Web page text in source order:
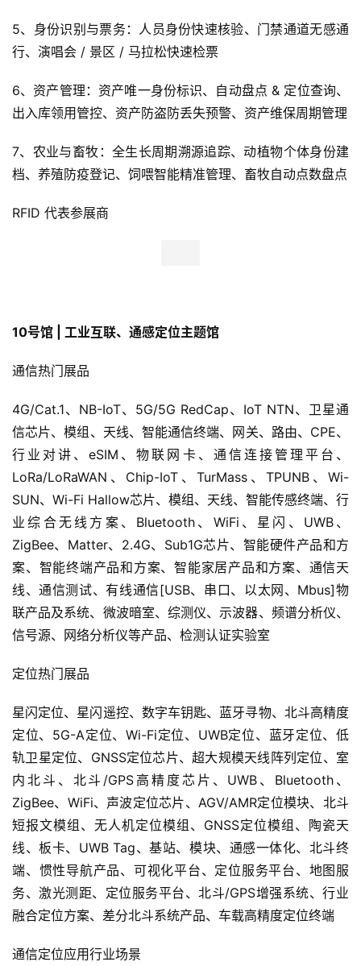
5、身份识别与票务：人员身份快速核验、门禁通道无感通
行、演唱会 / 景区 / 马拉松快速检票
6、资产管理：资产唯一身份标识、自动盘点 & 定位查询、
出入库领用管控、资产防盗防丢失预警、资产维保周期管理
7、农业与畜牧：全生长周期溯源追踪、动植物个体身份建
档、养殖防疫登记、饲喂智能精准管理、畜牧自动点数盘点
RFID 代表参展商
10号馆 | 工业互联、通感定位主题馆
通信热门展品
4G/Cat.1、NB-IoT、5G/5G RedCap、IoT NTN、卫星通
信芯片、模组、天线、智能通信终端、网关、路由、CPE、
行业对讲、eSIM、物联网卡、通信连接管理平台、
LoRa/LoRaWAN、Chip-IoT、TurMass、TPUNB、Wi-
SUN、Wi-Fi Hallow芯片、模组、天线、智能传感终端、行
业综合无线方案、Bluetooth、WiFi、星闪、UWB、
ZigBee、Matter、2.4G、Sub1G芯片、智能硬件产品和方
案、智能终端产品和方案、智能家居产品和方案、通信天
线、通信测试、有线通信[USB、串口、以太网、Mbus]物
联产品及系统、微波暗室、综测仪、示波器、频谱分析仪、
信号源、网络分析仪等产品、检测认证实验室
定位热门展品
星闪定位、星闪遥控、数字车钥匙、蓝牙寻物、北斗高精度
定位、5G-A定位、Wi-Fi定位、UWB定位、蓝牙定位、低
轨卫星定位、GNSS定位芯片、超大规模天线阵列定位、室
内北斗、北斗/GPS高精度芯片、UWB、Bluetooth、
ZigBee、WiFi、声波定位芯片、AGV/AMR定位模块、北斗
短报文模组、无人机定位模组、GNSS定位模组、陶瓷天
线、板卡、UWB Tag、基站、模块、通感一体化、北斗终
端、惯性导航产品、可视化平台、定位服务平台、地图服
务、激光测距、定位服务平台、北斗/GPS增强系统、行业
融合定位方案、差分北斗系统产品、车载高精度定位终端
通信定位应用行业场景